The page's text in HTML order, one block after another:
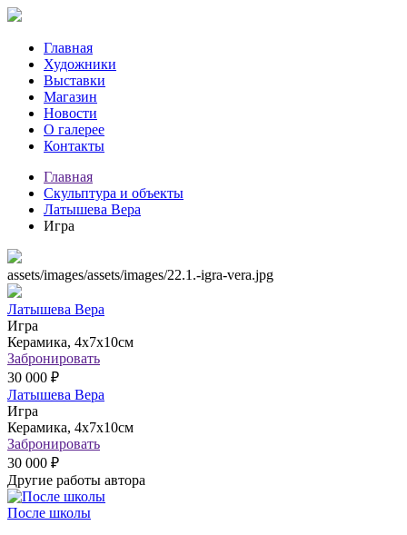
Главная
Художники
Выставки
Магазин
Новости
О галерее
Контакты
Главная
Скульптура и объекты
Латышева Вера
Игра
assets/images/assets/images/22.1.-igra-vera.jpg
Латышева Вера
Игра
Керамика, 4х7х10см
Забронировать
30 000 ₽
Латышева Вера
Игра
Керамика, 4х7х10см
Забронировать
30 000 ₽
Другие работы автора
После школы